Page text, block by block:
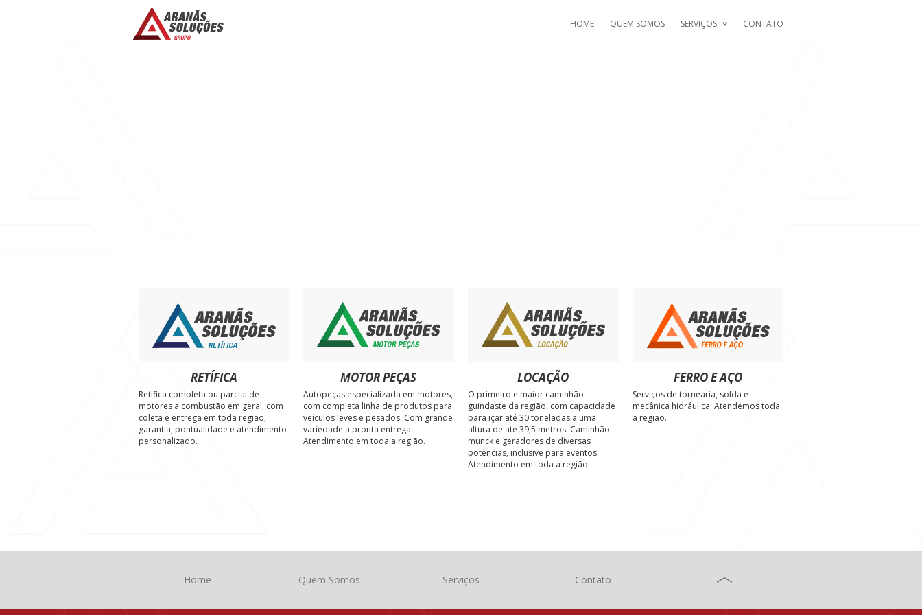
HOME QUEM SOMOS SERVIÇOS CONTATO
RETÍFICA
Retífica completa ou parcial de
motores a combustão em geral, com
coleta e entrega em toda região,
garantia, pontualidade e atendimento
personalizado.
MOTOR PEÇAS
Autopeças especializada em motores,
com completa linha de produtos para
veículos leves e pesados. Com grande
variedade a pronta entrega.
Atendimento em toda a região.
LOCAÇÃO
O primeiro e maior caminhão
guindaste da região, com capacidade
para içar até 30 toneladas a uma
altura de até 39,5 metros. Caminhão
munck e geradores de diversas
potências, inclusive para eventos.
Atendimento em toda a região.
FERRO E AÇO
Serviços de tornearia, solda e
mecânica hidráulica. Atendemos toda
a região.
Home Quem Somos Serviços Contato